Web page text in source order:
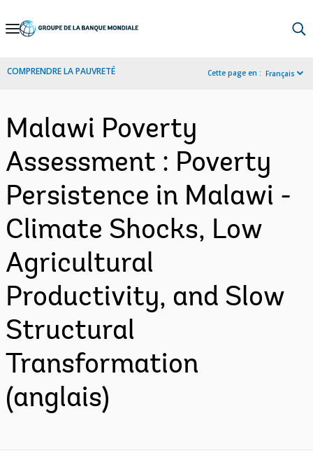
Skip
Navigation
COMPRENDRE LA PAUVRETÉ Cette page en : Français
Malawi Poverty
Assessment : Poverty
Persistence in Malawi -
Climate Shocks, Low
Agricultural
Productivity, and Slow
Structural
Transformation
(anglais)